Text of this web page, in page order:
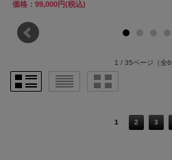
価格：99,000円(税込)
1 / 35ページ （全
1 2 3